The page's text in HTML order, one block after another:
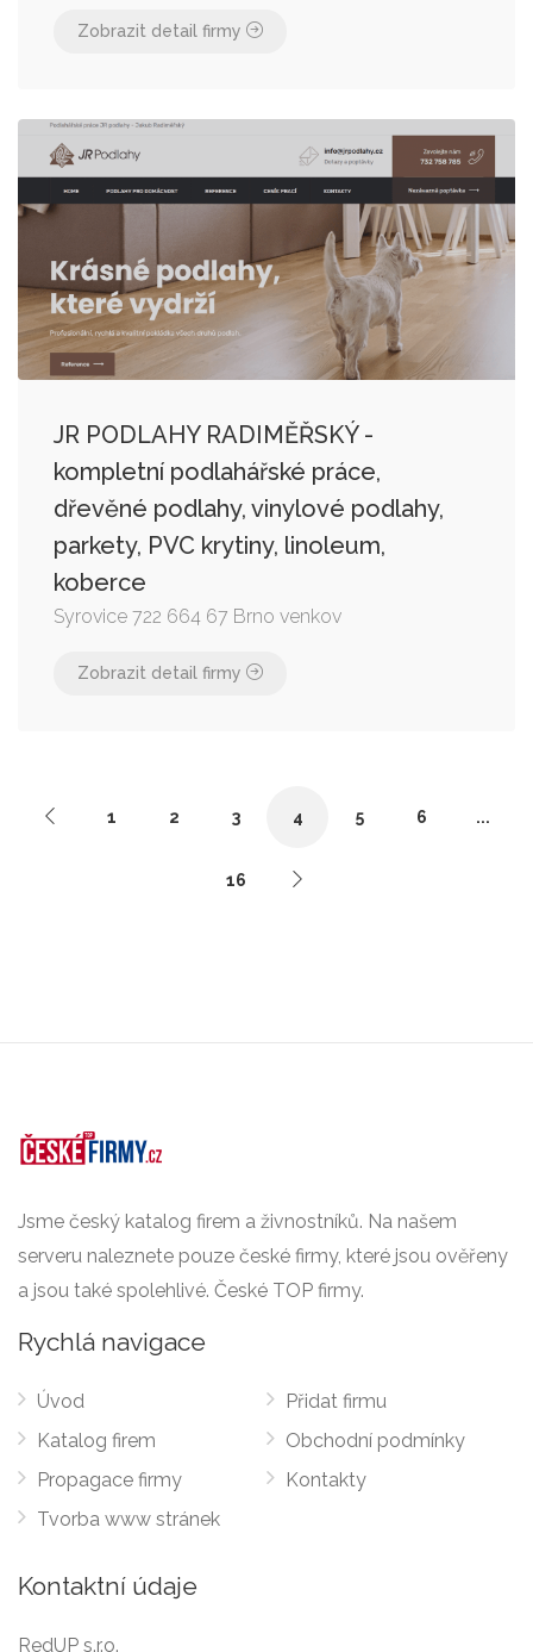
Zobrazit detail firmy
JR PODLAHY RADIMĚŘSKÝ -
kompletní podlahářské práce,
dřevěné podlahy, vinylové podlahy,
parkety, PVC krytiny, linoleum,
koberce
Syrovice 722 664 67 Brno venkov
Zobrazit detail firmy
1 2 3 4 5 6 ...
16
Jsme český katalog firem a živnostníků. Na našem
serveru naleznete pouze české firmy, které jsou ověřeny
a jsou také spolehlivé. České TOP firmy.
Rychlá navigace
Úvod
Katalog firem
Propagace firmy
Tvorba www stránek
Přidat firmu
Obchodní podmínky
Kontakty
Kontaktní údaje
RedUP s.r.o.